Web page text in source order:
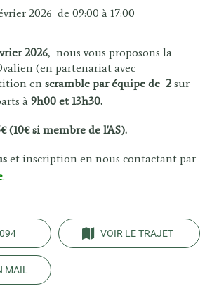
2026  de 09:00 à 17:00
2026, nous vous proposons la
(en partenariat avec
en scramble par équipe de 2 sur
à 9h00 et 13h30.
(10€ si membre de l'AS).
et inscription en nous contactant par
.
VOIR LE TRAJET
MAIL